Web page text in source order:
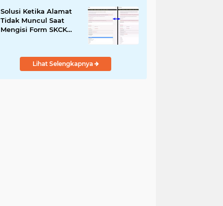
Solusi Ketika Alamat
Tidak Muncul Saat
Mengisi Form SKCK
Lihat Selengkapnya